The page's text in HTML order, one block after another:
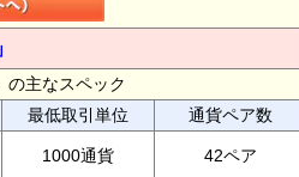
の主なスペック
最低取引単位
通貨ペア数
1000通貨 42ペア